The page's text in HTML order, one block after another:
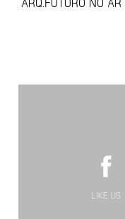
LIKE US